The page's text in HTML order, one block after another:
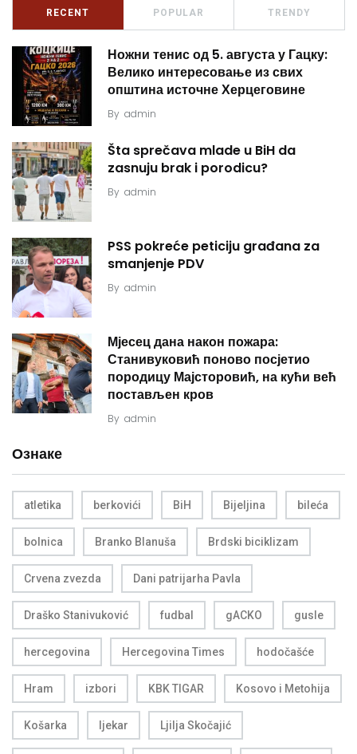
RECENT POPULAR TRENDY
Ножни тенис од 5. августа у Гацку:
Велико интересовање из свих
општина источне Херцеговине
By admin
Šta sprečava mlade u BiH da
zasnuju brak i porodicu?
By admin
PSS pokreće peticiju građana za
smanjenje PDV
By admin
Мјесец дана након пожара:
Станивуковић поново посјетио
породицу Мајсторовић, на кући већ
постављен кров
By admin
Ознаке
atletika berkovići BiH Bijeljina bileća
bolnica Branko Blanuša Brdski biciklizam
Crvena zvezda Dani patrijarha Pavla
Draško Stanivuković fudbal gACKO gusle
hercegovina Hercegovina Times hodočašće
Hram izbori KBK TIGAR Kosovo i Metohija
Košarka ljekar Ljilja Skočajić